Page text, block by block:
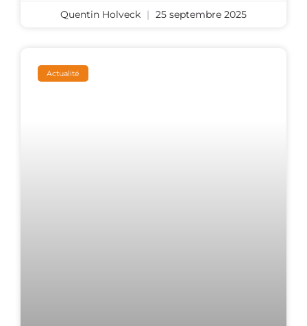
Quentin Holveck 25 septembre 2025
Actualité